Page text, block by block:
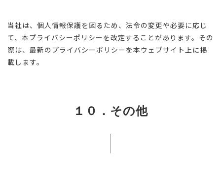
当社は、個人情報保護を図るため、法令の変更や必要に応じ
て、本プライバシーポリシーを改定することがあります。その
際は、最新のプライバシーポリシーを本ウェブサイト上に掲
載します。
１０．その他